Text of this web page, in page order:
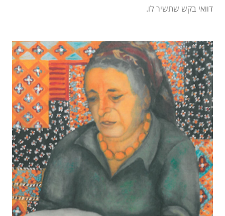
דוואי בקש שתשיר לו.